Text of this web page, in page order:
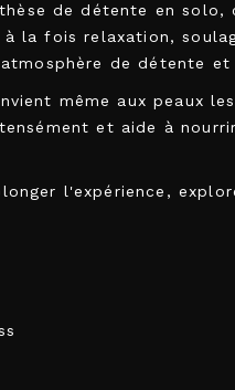
de détente en
la fois relaxation,
de détente
même aux peaux
et aide à
l'expérience,